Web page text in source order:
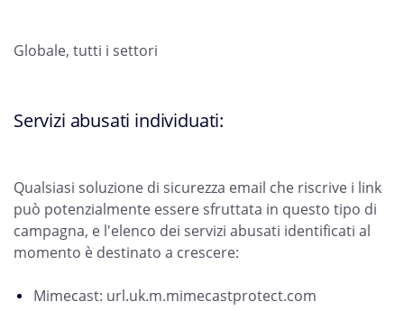
Globale, tutti i settori
Servizi abusati individuati:
Qualsiasi soluzione di sicurezza email che riscrive i link
può potenzialmente essere sfruttata in questo tipo di
campagna, e l'elenco dei servizi abusati identificati al
momento è destinato a crescere:
Mimecast: url.uk.m.mimecastprotect.com